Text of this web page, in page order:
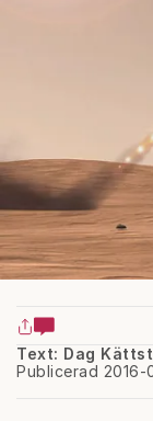
Text: Dag
Publicerad 2016-